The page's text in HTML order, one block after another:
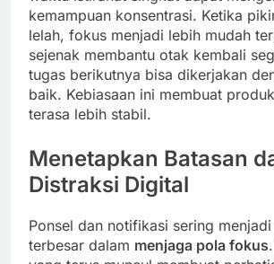
kemampuan konsentrasi. Ketika
lelah, fokus menjadi lebih mudah
sejenak membantu otak kembali
tugas berikutnya bisa dikerjakan
baik. Kebiasaan ini membuat
terasa lebih stabil.
Menetapkan Batasan
Distraksi Digital
Ponsel dan notifikasi sering
terbesar dalam menjaga pola fokus